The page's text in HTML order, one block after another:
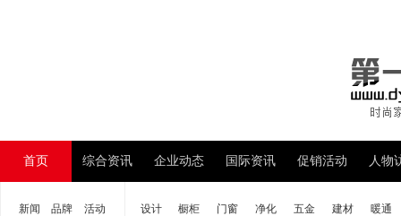
首页 综合资讯 企业动态 国际资讯 促销活动 人物
新闻 品牌
活动
设计 橱柜 门窗 净化 五金 建材
暖通